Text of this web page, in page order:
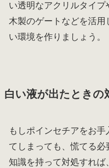
い透明なアクリルタイ
木製のゲートなどを活
い環境を作りましょう。
白い液が出たときの
もしポインセチアをお
てしまっても、慌てる
知識を持って対処すれば